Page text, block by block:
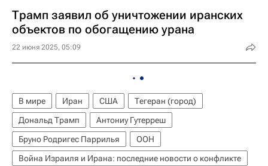
Трамп заявил об уничтожении иранских
объектов по обогащению урана
22 июня 2025, 05:09
В мире Иран США
Тегеран (город)
Дональд Трамп
Антониу Гутерреш
Бруно Родригес Паррилья
ООН
Война Израиля и Ирана: последние новости о конфликте